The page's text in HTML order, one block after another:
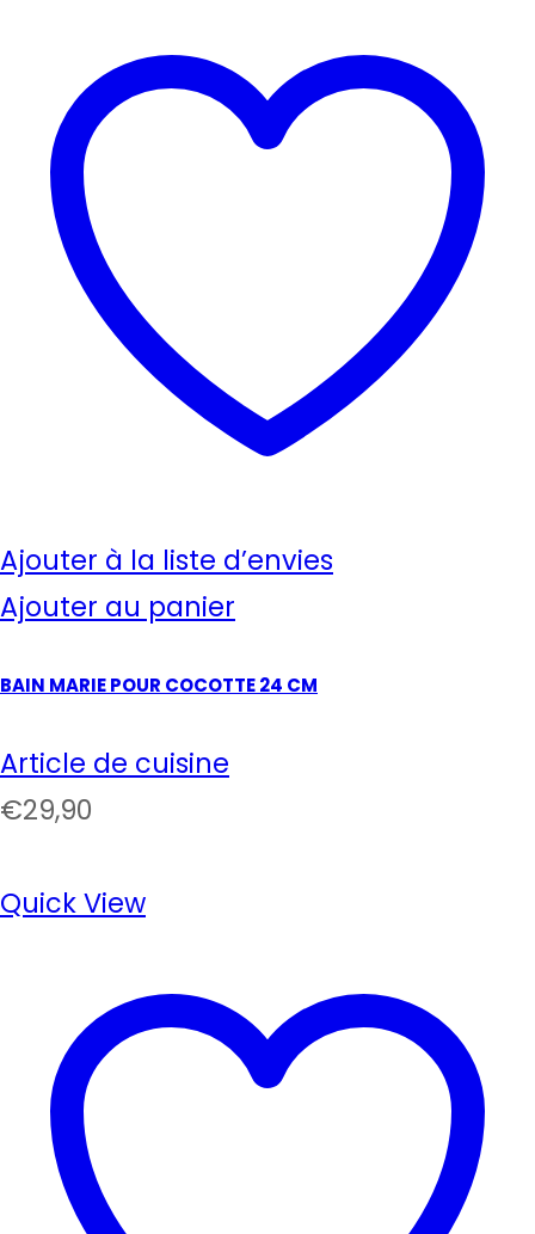
Ajouter à la liste d’envies
Ajouter au panier
BAIN MARIE POUR COCOTTE 24 CM
Article de cuisine
€29,90
Quick View